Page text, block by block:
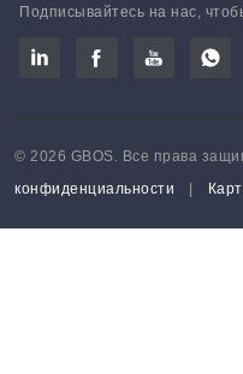
Подписывайтесь на нас,
© 2026 GBOS. Все права
конфиденциальности